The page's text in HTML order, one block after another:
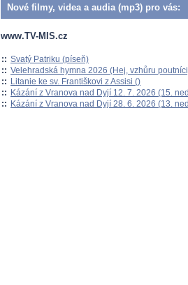
Nové filmy, videa a audia (mp3) pro vás:
www.TV-MIS.cz
:: Svatý Patriku (píseň)
:: Velehradská hymna 2026 (Hej, vzhůru
:: Litanie ke sv. Františkovi z Assisi ()
:: Kázání z Vranova nad Dyjí 12. 7. 2026 (15.
:: Kázání z Vranova nad Dyjí 28. 6. 2026 (13.